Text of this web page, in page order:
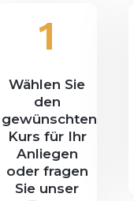
1
Wählen Sie
den
gewünschten
Kurs für Ihr
Anliegen
oder fragen
Sie unser